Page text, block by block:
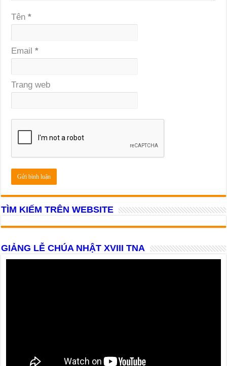
Tên*
Email*
Trang web
TÌM KIẾM TRÊN WEBSITE
GIẢNG LỄ CHÚA NHẬT XVIII TNA